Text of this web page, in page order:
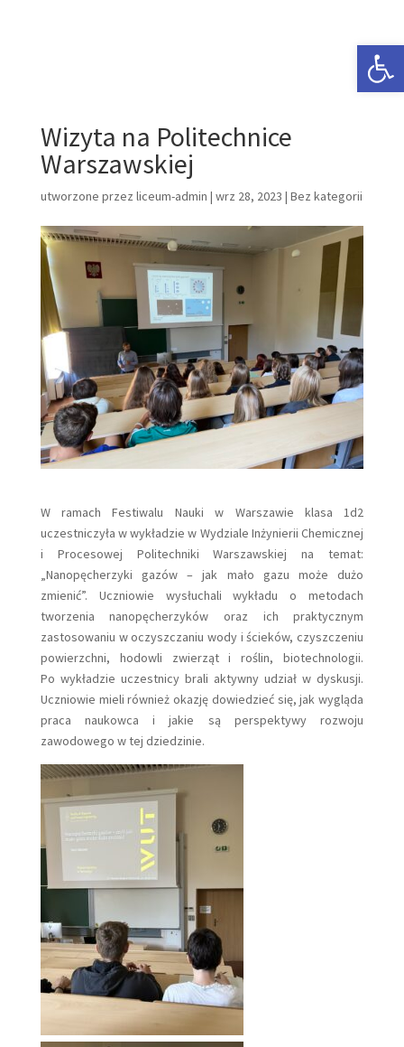
Wizyta na Politechnice
Warszawskiej
utworzone przez liceum-admin | wrz 28, 2023 | Bez kategorii
W ramach Festiwalu Nauki w Warszawie klasa 1d2
uczestniczyła w wykładzie w Wydziale Inżynierii Chemicznej
i Procesowej Politechniki Warszawskiej na temat:
„Nanopęcherzyki gazów – jak mało gazu może dużo
zmienić”. Uczniowie wysłuchali wykładu o metodach
tworzenia nanopęcherzyków oraz ich praktycznym
zastosowaniu w oczyszczaniu wody i ścieków, czyszczeniu
powierzchni, hodowli zwierząt i roślin, biotechnologii.
Po wykładzie uczestnicy brali aktywny udział w dyskusji.
Uczniowie mieli również okazję dowiedzieć się, jak wygląda
praca naukowca i jakie są perspektywy rozwoju
zawodowego w tej dziedzinie.